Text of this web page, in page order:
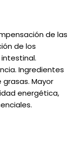
de las
de los
Ingredientes
Mayor
energética,